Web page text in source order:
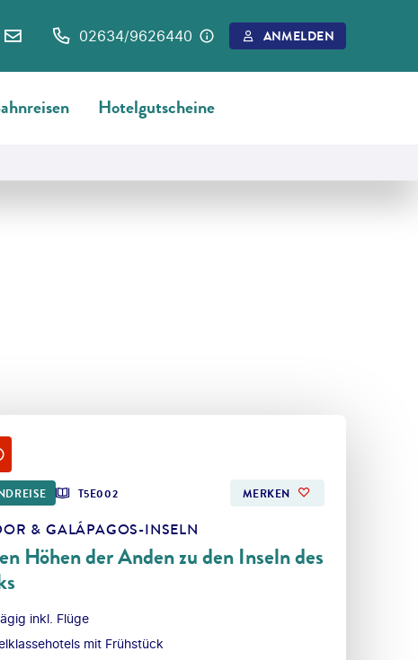
02634/9626440 ANMELDEN
Hotelgutscheine
T5E002 MERKEN
& GALÁPAGOS-INSELN
Höhen der Anden zu den Inseln des
inkl. Flüge
mit Frühstück